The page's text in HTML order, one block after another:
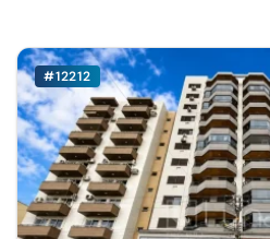
#12212